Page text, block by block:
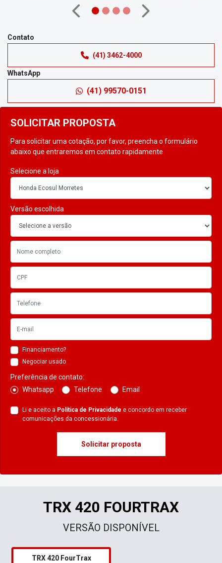
SOLICITAR PROPOSTA
Para solicitar uma cotação, por favor, preencha o formulário
abaixo que entraremos em contato rapidamente
Selecione a loja
Versão escolhida
Financiamento?
Negociar usado
Preferência de contato:
Whatsapp
Telefone Email
Li e aceito a Política de Privacidade e concordo em receber
comunicações da concessionária.
Solicitar proposta
Anterior Próximo
Contato
(41) 3462-4000
WhatsApp
(41) 99570-0151
TRX 420 FOURTRAX
VERSÃO DISPONÍVEL
TRX 420 FourTrax